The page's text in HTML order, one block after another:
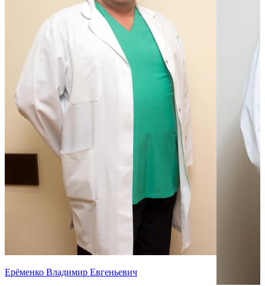
Ерёменко Владимир Евгеньевич